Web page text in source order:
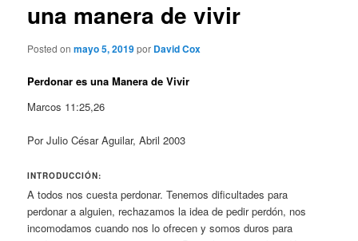
una manera de vivir
Posted onmayo 5, 2019por David Cox
Perdonar es una Manera de Vivir
Marcos 11:25,26
Por Julio César Aguilar, Abril 2003
INTRODUCCIÓN:
A todos nos cuesta perdonar. Tenemos dificultades para
perdonar a alguien, rechazamos la idea de pedir perdón, nos
incomodamos cuando nos lo ofrecen y somos duros para